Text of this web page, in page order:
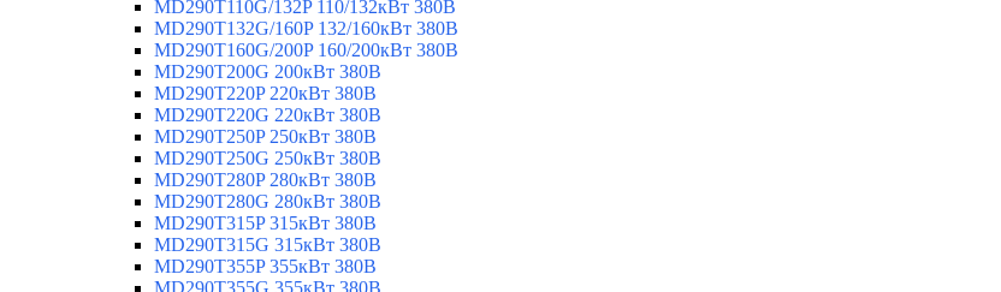
MD290T110G/132P 110/132кВт 380В
MD290T132G/160P 132/160кВт 380В
MD290T160G/200P 160/200кВт 380В
MD290T200G 200кВт 380В
MD290T220P 220кВт 380В
MD290T220G 220кВт 380В
MD290T250P 250кВт 380В
MD290T250G 250кВт 380В
MD290T280P 280кВт 380В
MD290T280G 280кВт 380В
MD290T315P 315кВт 380В
MD290T315G 315кВт 380В
MD290T355P 355кВт 380В